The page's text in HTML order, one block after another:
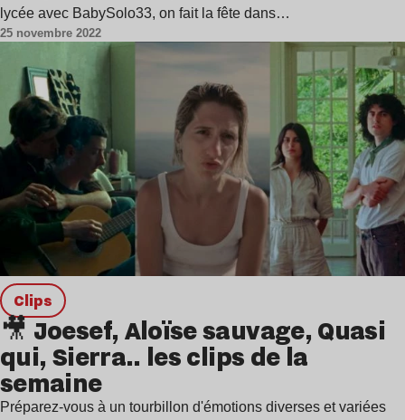
lycée avec BabySolo33, on fait la fête dans…
25 novembre 2022
clips
🎥 Joesef, Aloïse sauvage, Quasi
qui, Sierra.. les clips de la
semaine
Préparez-vous à un tourbillon d'émotions diverses et variées